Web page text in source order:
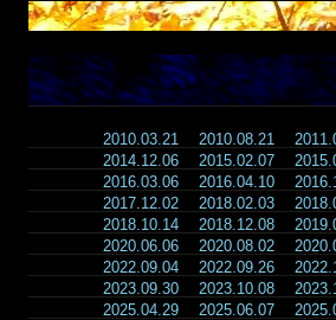
2010.03.21 2010.08.21
2014.12.06
2015.02.07
2016.03.06
2016.04.10
2017.12.02
2018.02.03
2018.10.14
2018.12.08
2020.06.06
2020.08.02
2022.09.04
2022.09.26
2023.09.30
2023.10.08
2025.04.29
2025.06.07